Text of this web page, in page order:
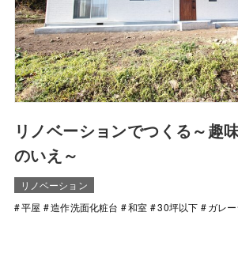
リノベーションでつくる～趣
のいえ～
リノベーション
平屋
造作洗面化粧台 和室 30坪以下 ガレ